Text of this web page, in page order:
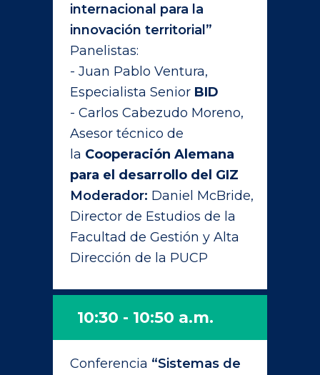
10:30 - 10:50 a.m.
internacional para la
innovación territorial”
Panelistas:
- Juan Pablo Ventura,
Especialista Senior BID
- Carlos Cabezudo Moreno,
Asesor técnico de
la Cooperación Alemana
para el desarrollo del GIZ
Moderador: Daniel McBride,
Director de Estudios de la
Facultad de Gestión y Alta
Dirección de la PUCP
Conferencia “Sistemas de